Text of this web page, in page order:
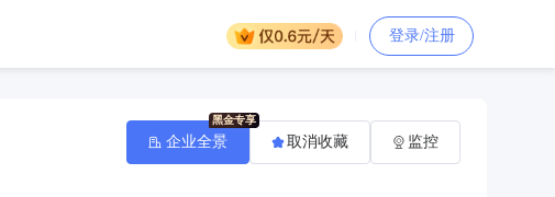
登录/注册
企业全景 取消收藏 监控